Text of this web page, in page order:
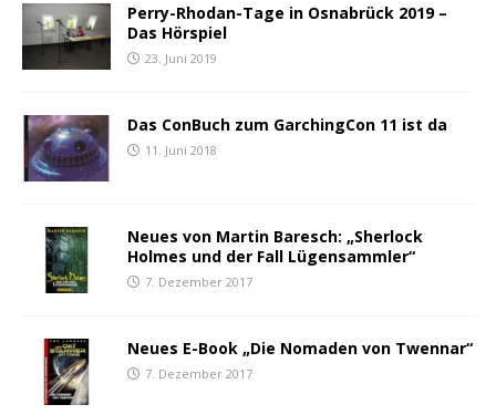
Perry-Rhodan-Tage in Osnabrück 2019 –
Das Hörspiel
23. Juni 2019
Das ConBuch zum GarchingCon 11 ist da
11. Juni 2018
Neues von Martin Baresch: „Sherlock
Holmes und der Fall Lügensammler“
7. Dezember 2017
Neues E-Book „Die Nomaden von Twennar“
7. Dezember 2017